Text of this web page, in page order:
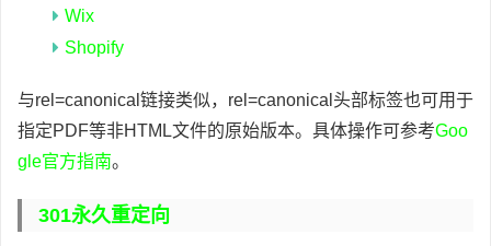
Wix
Shopify
与rel=canonical链接类似，rel=canonical头部标签也可用于
指定PDF等非HTML文件的原始版本。具体操作可参考Goo
gle官方指南。
301永久重定向